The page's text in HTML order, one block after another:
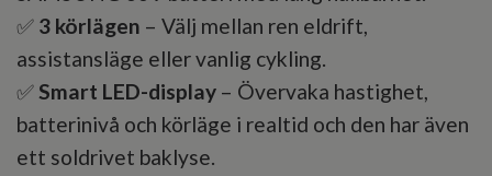
✅ 3 körlägen – Välj mellan ren eldrift,
assistansläge eller vanlig cykling.
✅Smart LED-display – Övervaka hastighet,
batterinivå och körläge i realtid och den har även
ett soldrivet baklyse.